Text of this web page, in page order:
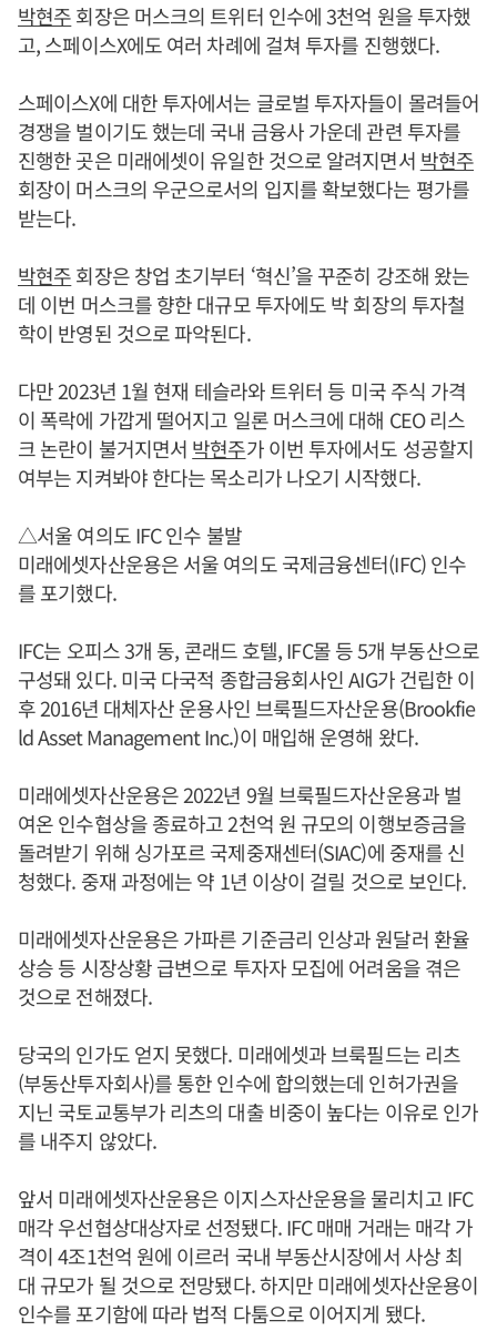
박현주회장은 머스크의 트위터 인수에 3천억 원을 투자했
고, 스페이스X에도 여러 차례에 걸쳐 투자를 진행했다.
스페이스X에 대한 투자에서는 글로벌 투자자들이 몰려들어
경쟁을 벌이기도 했는데 국내 금융사 가운데 관련 투자를
진행한 곳은 미래에셋이 유일한 것으로 알려지면서 박현주
회장이 머스크의 우군으로서의 입지를 확보했다는 평가를
받는다.
박현주회장은 창업 초기부터 ‘혁신’을 꾸준히 강조해 왔는
데 이번 머스크를 향한 대규모 투자에도 박 회장의 투자철
학이 반영된 것으로 파악된다.
다만 2023년 1월 현재 테슬라와 트위터 등 미국 주식 가격
이 폭락에 가깝게 떨어지고 일론 머스크에 대해 CEO 리스
크 논란이 불거지면서 박현주가 이번 투자에서도 성공할지
여부는 지켜봐야 한다는 목소리가 나오기 시작했다.
△서울 여의도 IFC 인수 불발
미래에셋자산운용은 서울 여의도 국제금융센터(IFC) 인수
를 포기했다.
IFC는 오피스 3개 동, 콘래드 호텔, IFC몰 등 5개 부동산으로
구성돼 있다. 미국 다국적 종합금융회사인 AIG가 건립한 이
후 2016년 대체자산 운용사인 브룩필드자산운용(Brookfie
ld Asset Management Inc.)이 매입해 운영해 왔다.
미래에셋자산운용은 2022년 9월 브룩필드자산운용과 벌
여온 인수협상을 종료하고 2천억 원 규모의 이행보증금을
돌려받기 위해 싱가포르 국제중재센터(SIAC)에 중재를 신
청했다. 중재 과정에는 약 1년 이상이 걸릴 것으로 보인다.
미래에셋자산운용은 가파른 기준금리 인상과 원달러 환율
상승 등 시장상황 급변으로 투자자 모집에 어려움을 겪은
것으로 전해졌다.
당국의 인가도 얻지 못했다. 미래에셋과 브룩필드는 리츠
(부동산투자회사)를 통한 인수에 합의했는데 인허가권을
지닌 국토교통부가 리츠의 대출 비중이 높다는 이유로 인가
를 내주지 않았다.
앞서 미래에셋자산운용은 이지스자산운용을 물리치고 IFC
매각 우선협상대상자로 선정됐다. IFC 매매 거래는 매각 가
격이 4조1천억 원에 이르러 국내 부동산시장에서 사상 최
대 규모가 될 것으로 전망됐다. 하지만 미래에셋자산운용이
인수를 포기함에 따라 법적 다툼으로 이어지게 됐다.